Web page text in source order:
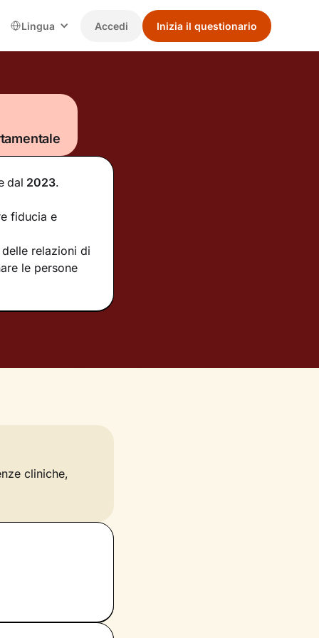
Lingua Accedi Inizia il questionario
dal 2023.
fiducia e
relazioni di
le persone
cliniche,